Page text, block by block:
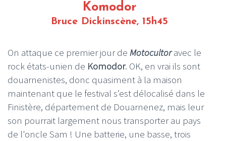
Komodor
Bruce Dickinscène, 15h45
On attaque ce premier jour de Motocultoravec le
rock états-unien de Komodor. OK, en vrai ils sont
douarnenistes, donc quasiment à la maison
maintenant que le festival s’est délocalisé dans le
Finistère, département de Douarnenez, mais leur
son pourrait largement nous transporter au pays
de l'oncle Sam ! Une batterie, une basse, trois